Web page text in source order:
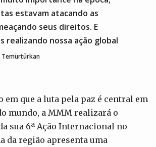
estavam atacando as
seus direitos. E
realizando nossa ação global
Temürtürkan
em que a luta pela paz é central em
mundo, a MMM realizará o
sua 6ª Ação Internacional no
da região apresenta uma